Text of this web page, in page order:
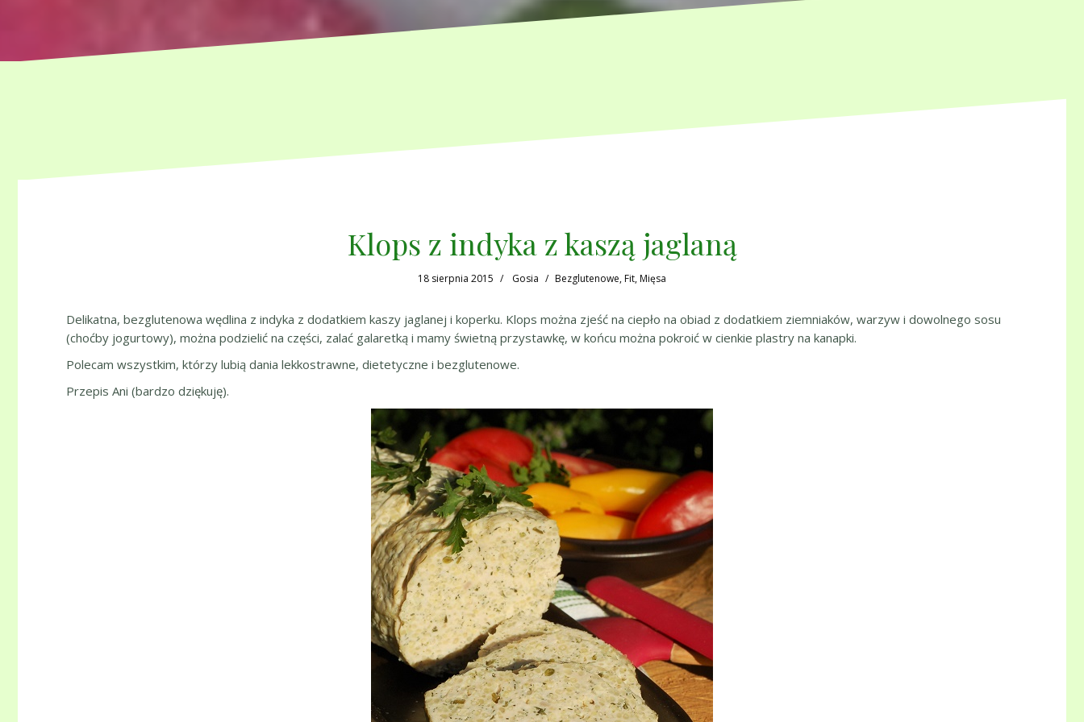
Klops z indyka z kaszą jaglaną
18 sierpnia 2015 Gosia Bezglutenowe,Fit,Mięsa
Delikatna, bezglutenowa wędlina z indyka z dodatkiem kaszy jaglanej i koperku. Klops można zjeść na ciepło na obiad z dodatkiem ziemniaków, warzyw i dowolnego sosu
(choćby jogurtowy), można podzielić na części, zalać galaretką i mamy świetną przystawkę, w końcu można pokroić w cienkie plastry na kanapki.
Polecam wszystkim, którzy lubią dania lekkostrawne, dietetyczne i bezglutenowe.
Przepis Ani (bardzo dziękuję).